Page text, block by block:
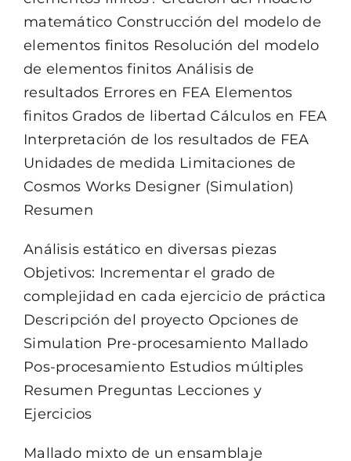
matemático Construcción del modelo de
elementos finitos Resolución del modelo
de elementos finitos Análisis de
resultados Errores en FEA Elementos
finitos Grados de libertad Cálculos en FEA
Interpretación de los resultados de FEA
Unidades de medida Limitaciones de
Cosmos Works Designer (Simulation)
Resumen
Análisis estático en diversas piezas
Objetivos: Incrementar el grado de
complejidad en cada ejercicio de práctica
Descripción del proyecto Opciones de
Simulation Pre-procesamiento Mallado
Pos-procesamiento Estudios múltiples
Resumen Preguntas Lecciones y
Ejercicios
Mallado mixto de un ensamblaje